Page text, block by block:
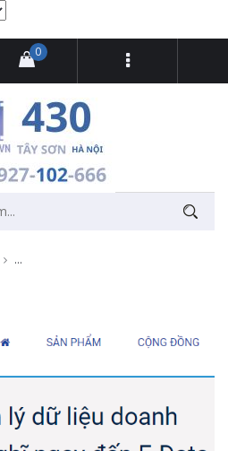
0
Sản xuất video Motion Graphic cho Edata